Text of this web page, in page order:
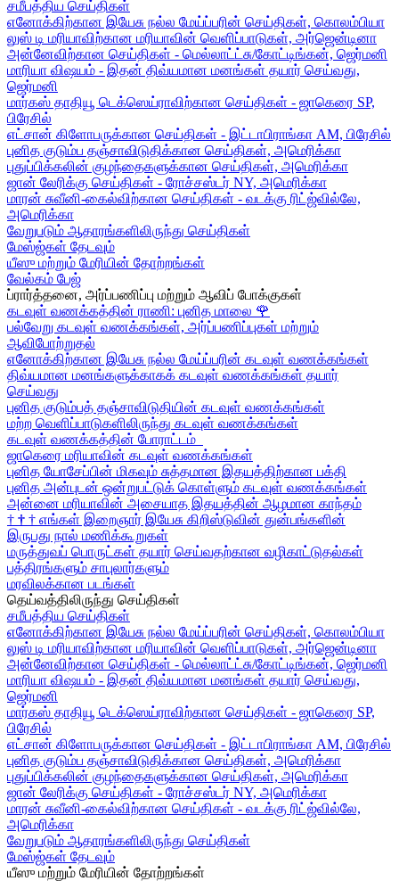
சமீபத்திய செய்திகள்
எனோக்கிற்கான இயேசு நல்ல மேய்ப்பரின் செய்திகள், கொலம்பியா
லுஸ் டி மரியாவிற்கான மரியாவின் வெளிப்பாடுகள், அர்ஜென்டினா
அன்னேவிற்கான செய்திகள் - மெல்லாட்ட்சு/கோட்டிங்கன், ஜெர்மனி
மாரியா விஷயம் - இதன் திவ்யமான மனங்கள் தயார் செய்வது,
ஜெர்மனி
மார்கஸ் தாதியூ டெக்ஸெய்ராவிற்கான செய்திகள் - ஜாகெரை SP,
பிரேசில்
எட்சான் கிளோபருக்கான செய்திகள் - இட்டாபிராங்கா AM, பிரேசில்
புனித குடும்ப தஞ்சாவிடுதிக்கான செய்திகள், அமெரிக்கா
புதுப்பிக்கலின் குழந்தைகளுக்கான செய்திகள், அமெரிக்கா
ஜான் லேரிக்கு செய்திகள் - ரோச்சஸ்டர் NY, அமெரிக்கா
மாரன் சுவீனி-கைல்விற்கான செய்திகள் - வடக்கு ரிட்ஜ்வில்லே,
அமெரிக்கா
வேறுபடும் ஆதாரங்களிலிருந்து செய்திகள்
மேஸ்ஜ்கள் தேடவும்
யீஸு மற்றும் மேரியின் தோற்றங்கள்
வேல்கம் பேஜ்
ப்ரார்த்தனை, அர்ப்பணிப்பு மற்றும் ஆவிப் போக்குகள்
கடவுள் வணக்கத்தின் ராணி: புனித மாலை 🌹
பல்வேறு கடவுள் வணக்கங்கள், அர்ப்பணிப்புகள் மற்றும்
ஆவிபோற்றுதல்
எனோக்கிற்கான இயேசு நல்ல மேய்ப்பரின் கடவுள் வணக்கங்கள்
திவ்யமான மனங்களுக்காகக் கடவுள் வணக்கங்கள் தயார்
செய்வது
புனித குடும்பத் தஞ்சாவிடுதியின் கடவுள் வணக்கங்கள்
மற்ற வெளிப்பாடுகளிலிருந்து கடவுள் வணக்கங்கள்
கடவுள் வணக்கத்தின் போராட்டம்
ஜாகெரை மரியாவின் கடவுள் வணக்கங்கள்
புனித யோசேப்பின் மிகவும் சுத்தமான இதயத்திற்கான பக்தி
புனித அன்புடன் ஒன்றுபட்டுக் கொள்ளும் கடவுள் வணக்கங்கள்
அன்னை மரியாவின் அசையாத இதயத்தின் ஆழமான காந்தம்
† † † எங்கள் இறைஞார் இயேசு கிறிஸ்டுவின் துன்பங்களின்
இருபது நால் மணிக்கூறுகள்
மருத்துவப் பொருட்கள் தயார் செய்வதற்கான வழிகாட்டுதல்கள்
பத்திரங்களும் சாபுலார்களும்
மரவிலக்கான படங்கள்
தெய்வத்திலிருந்து செய்திகள்
சமீபத்திய செய்திகள்
எனோக்கிற்கான இயேசு நல்ல மேய்ப்பரின் செய்திகள், கொலம்பியா
லுஸ் டி மரியாவிற்கான மரியாவின் வெளிப்பாடுகள், அர்ஜென்டினா
அன்னேவிற்கான செய்திகள் - மெல்லாட்ட்சு/கோட்டிங்கன், ஜெர்மனி
மாரியா விஷயம் - இதன் திவ்யமான மனங்கள் தயார் செய்வது,
ஜெர்மனி
மார்கஸ் தாதியூ டெக்ஸெய்ராவிற்கான செய்திகள் - ஜாகெரை SP,
பிரேசில்
எட்சான் கிளோபருக்கான செய்திகள் - இட்டாபிராங்கா AM, பிரேசில்
புனித குடும்ப தஞ்சாவிடுதிக்கான செய்திகள், அமெரிக்கா
புதுப்பிக்கலின் குழந்தைகளுக்கான செய்திகள், அமெரிக்கா
ஜான் லேரிக்கு செய்திகள் - ரோச்சஸ்டர் NY, அமெரிக்கா
மாரன் சுவீனி-கைல்விற்கான செய்திகள் - வடக்கு ரிட்ஜ்வில்லே,
அமெரிக்கா
வேறுபடும் ஆதாரங்களிலிருந்து செய்திகள்
மேஸ்ஜ்கள் தேடவும்
யீஸு மற்றும் மேரியின் தோற்றங்கள்